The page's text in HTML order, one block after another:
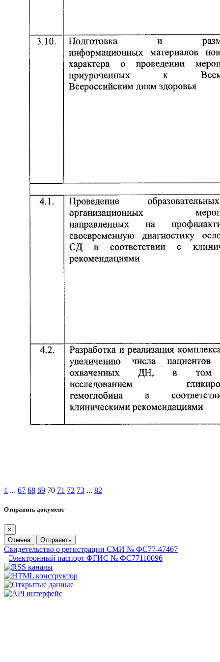
1 ... 67 68 69 70 71 72 73 ... 82
Отправить документ
×
Отмена
Отправить
Свидетельство о регистрации СМИ № ФС77-47467
Электронный паспорт ФГИС № ФС77110096